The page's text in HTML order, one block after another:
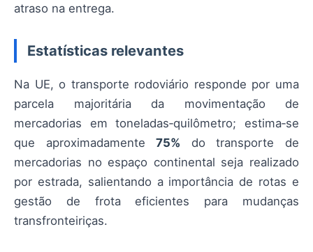
atraso na entrega.
Estatísticas relevantes
Na UE, o transporte rodoviário responde por uma
parcela majoritária da movimentação de
mercadorias em toneladas‑quilômetro; estima‑se
que aproximadamente75% do transporte de
mercadorias no espaço continental seja realizado
por estrada, salientando a importância de rotas e
gestão de frota eficientes para mudanças
transfronteiriças.